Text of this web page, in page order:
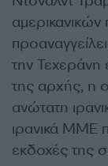
την
της αρχής, η
ανώτατη
ιρανικά ΜΜΕ
εκδοχές της